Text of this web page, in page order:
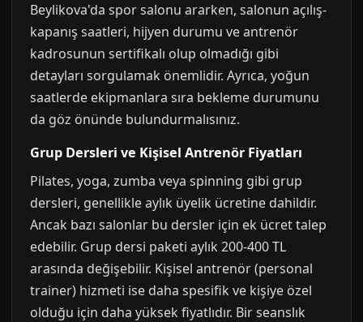
Beylikova'da spor salonu ararken, salonun açılış-
kapanış saatleri, hijyen durumu ve antrenör
kadrosunun sertifikalı olup olmadığı gibi
detayları sorgulamak önemlidir. Ayrıca, yoğun
saatlerde ekipmanlara sıra bekleme durumunu
da göz önünde bulundurmalısınız.
Grup Dersleri ve Kişisel Antrenör Fiyatları
Pilates, yoga, zumba veya spinning gibi grup
dersleri, genellikle aylık üyelik ücretine dahildir.
Ancak bazı salonlar bu dersler için ek ücret talep
edebilir. Grup dersi paketi aylık 200-400 TL
arasında değişebilir. Kişisel antrenör (personal
trainer) hizmeti ise daha spesifik ve kişiye özel
olduğu için daha yüksek fiyatlıdır. Bir seanslık